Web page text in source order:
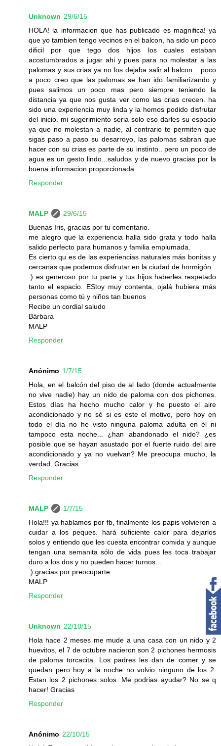
Unknown 29/6/15
HOLA! la informacion que has publicado es magnifica! ya
que yo tambien tengo vecinos en el balcon, ha sido un poco
dificil por que tego dos hijos los cuales estaban
acostumbrados a jugar ahi y pues para no molestar a las
palomas y sus crias ya no los dejaba salir al balcon... poco
a poco creo que las palomas se han ido familiarizando y
pues salimos un poco mas pero siempre teniendo la
distancia ya que nos gusta ver como las crias crecen. ha
sido una experiencia muy linda y la hemos podido disfrutar
del inicio. mi sugerimiento seria solo eso darles su espacio
ya que no molestan a nadie, al contrario te permiten que
sigas paso a paso su desarroyo, las palomas sabran que
hacer con su crias es parte de su instinto.. pero un poco de
agua es un gesto lindo...saludos y de nuevo gracias por la
buena informacion proporcionada
Responder
MALP
29/6/15
Buenas Iris, gracias por tu comentario.
me alegro que la experiencia halla sido grata y todo halla
salido perfecto para humanos y familia emplumada.
Es cierto qu es de las experiencias naturales más bonitas y
cercanas que podemos disfrutar en la ciudad de hormigón.
:) es generoso por tu parte y tus hijos haberles respetado
tanto el espacio. EStoy muy contenta, ojalá hubiera más
personas como tú y niños tan buenos
Recibe un cordial saludo
Bárbara
MALP
Responder
Anónimo 1/7/15
Hola, en el balcón del piso de al lado (donde actualmente
no vive nadie) hay un nido de paloma con dos pichones.
Estos días ha hecho mucho calor y he puesto el aire
acondicionado y no sé si es este el motivo, pero hoy en
todo el día no he visto ninguna paloma adulta en él ni
tampoco esta noche... ¿han abandonado el nido? ¿es
posible que se hayan asustado por el fuerte ruido del aire
acondicionado y ya no vuelvan? Me preocupa mucho, la
verdad. Gracias.
Responder
MALP
1/7/15
Hola!!! ya hablamos por fb, finalmente los papis volvieron a
cuidar a los peques. hará suficiente calor para dejarlos
solos y entiendo que les cuesta encontrar comida y aunque
tengan una semanita sólo de vida pues les toca trabajar
duro a los dos y no pueden hacer turnos...
:) gracias por preocuparte
MALP
Responder
Unknown 22/10/15
Hola hace 2 meses me mude a una casa con un nido y 2
huevitos, el 7 de octubre nacieron son 2 pichones hermosis
de paloma torcacita. Los padres les dan de comer y se
quedan pero hoy a la noche no volvio ninguno de los 2.
Estan los 2 pichones solos. Me podrias ayudar? No se q
hacer! Gracias
Responder
Anónimo 22/10/15